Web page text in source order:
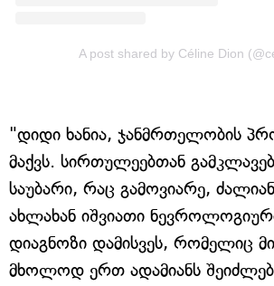
A post shared by Céline Dion
"დიდი ხანია, ჯანმრთელობის
მაქვს. სირთულეებთან
საუბარი, რაც გამოვიარე,
ახლახან იშვიათი
დიაგნოზი დამისვეს, რომელიც
მხოლოდ ერთ ადამიანს